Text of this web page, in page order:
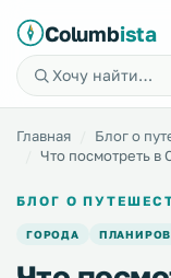
Columbista
Главная
Блог о
Что посмотреть в
БЛОГ О
ГОРОДА